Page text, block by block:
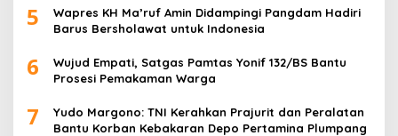
5
Wapres KH Ma’ruf Amin Didampingi Pangdam Hadiri
Barus Bersholawat untuk Indonesia
6
Wujud Empati, Satgas Pamtas Yonif 132/BS Bantu
Prosesi Pemakaman Warga
7
Yudo Margono: TNI Kerahkan Prajurit dan Peralatan
Bantu Korban Kebakaran Depo Pertamina Plumpang